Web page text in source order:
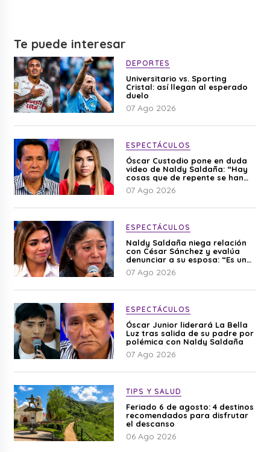
Te puede interesar
DEPORTES
Universitario vs. Sporting
Cristal: así llegan al esperado
duelo
07 Ago 2026
ESPECTÁCULOS
Óscar Custodio pone en duda
video de Naldy Saldaña: “Hay
cosas que de repente se han
editado”
07 Ago 2026
ESPECTÁCULOS
Naldy Saldaña niega relación
con César Sánchez y evalúa
denunciar a su esposa: “Es una
difamación”
07 Ago 2026
ESPECTÁCULOS
Óscar Junior liderará La Bella
Luz tras salida de su padre por
polémica con Naldy Saldaña
07 Ago 2026
TIPS Y SALUD
Feriado 6 de agosto: 4 destinos
recomendados para disfrutar
el descanso
06 Ago 2026